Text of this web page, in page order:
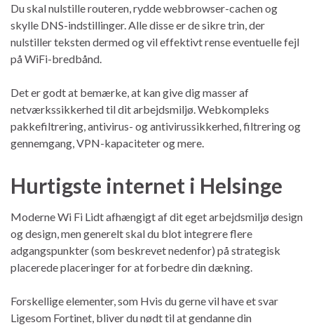
Du skal nulstille routeren, rydde webbrowser-cachen og
skylle DNS-indstillinger. Alle disse er de sikre trin, der
nulstiller teksten dermed og vil effektivt rense eventuelle fejl
på WiFi-bredbånd.
Det er godt at bemærke, at kan give dig masser af
netværkssikkerhed til dit arbejdsmiljø. Webkompleks
pakkefiltrering, antivirus- og antivirussikkerhed, filtrering og
gennemgang, VPN-kapaciteter og mere.
Hurtigste internet i Helsinge
Moderne Wi Fi Lidt afhængigt af dit eget arbejdsmiljø design
og design, men generelt skal du blot integrere flere
adgangspunkter (som beskrevet nedenfor) på strategisk
placerede placeringer for at forbedre din dækning.
Forskellige elementer, som Hvis du gerne vil have et svar
Ligesom Fortinet, bliver du nødt til at gendanne din